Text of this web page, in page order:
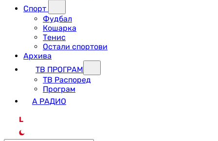
Спорт
Фудбал
Кошарка
Тенис
Остали спортови
Архива
ТВ ПРОГРАМ
ТВ Распоред
Програм
А РАДИО
L